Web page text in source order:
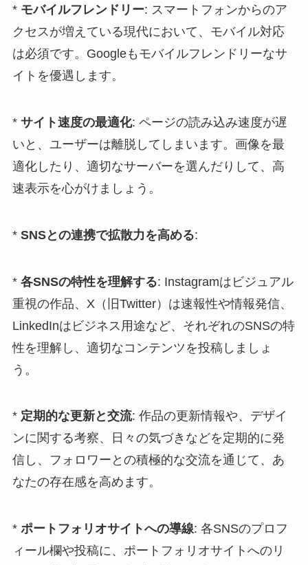
* モバイルフレンドリー: スマートフォンからのア
クセスが増えている現代において、モバイル対応
は必須です。Googleもモバイルフレンドリーなサ
イトを優遇します。
* サイト速度の最適化: ページの読み込み速度が遅
いと、ユーザーは離脱してしまいます。画像を最
適化したり、適切なサーバーを選んだりして、高
速表示を心がけましょう。
* SNSとの連携で拡散力を高める:
* 各SNSの特性を理解する: Instagramはビジュアル
重視の作品、X（旧Twitter）は速報性や情報発信、
LinkedInはビジネス用途など、それぞれのSNSの特
性を理解し、適切なコンテンツを投稿しましょ
う。
* 定期的な更新と交流: 作品の更新情報や、デザイ
ンに関する考察、日々の気づきなどを定期的に発
信し、フォロワーとの積極的な交流を通じて、あ
なたの存在感を高めます。
* ポートフォリオサイトへの導線: 各SNSのプロフ
ィール欄や投稿に、ポートフォリオサイトへのリ